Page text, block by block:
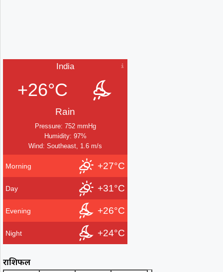
India
+26°C
Rain
Pressure: 752 mmHg
Humidity: 97%
Wind: Southeast, 1.6 m/s
Morning +27°C
Day +31°C
Evening +26°C
Night +24°C
राशिफल